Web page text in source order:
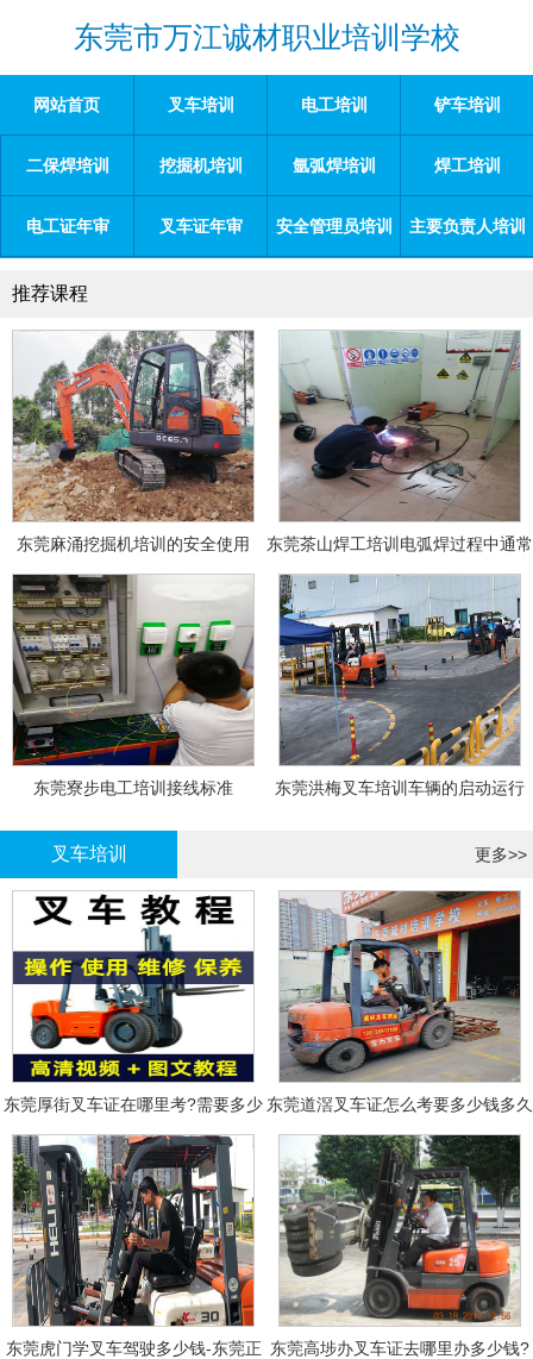
东莞市万江诚材职业培训学校
网站首页 叉车培训 电工培训 铲车培训
二保焊培训 挖掘机培训 氩弧焊培训 焊工培训
电工证年审 叉车证年审 安全管理员培训 主要负责人培训
推荐课程
东莞麻涌挖掘机培训的安全使用
东莞茶山焊工培训电弧焊过程中通常
会采取以下措施
东莞寮步电工培训接线标准 东莞洪梅叉车培训车辆的启动运行
叉车培训 更多>>
东莞厚街叉车证在哪里考?需要多少
钱?
东莞道滘叉车证怎么考要多少钱多久
拿证
东莞虎门学叉车驾驶多少钱-东莞正 东莞高埗办叉车证去哪里办多少钱?